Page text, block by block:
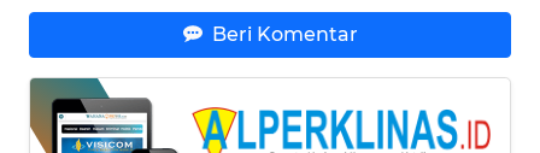
Beri Komentar
WN
WN
SUMSEL